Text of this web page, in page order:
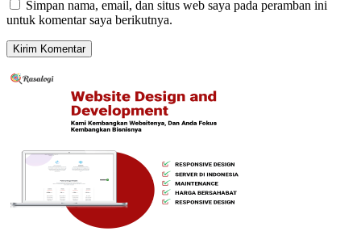
Simpan nama, email, dan situs web saya pada peramban ini
untuk komentar saya berikutnya.